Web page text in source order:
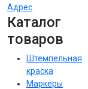
Адрес
Каталог
товаров
Штемпельная
краска
Маркеры